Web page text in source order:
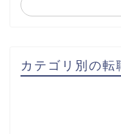
カテゴリ別の転